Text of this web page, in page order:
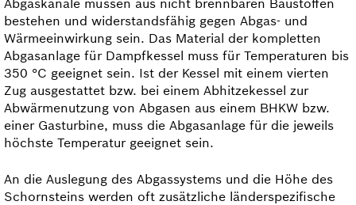
Abgaskanäle müssen aus nicht brennbaren Baustoffen
bestehen und widerstandsfähig gegen Abgas- und
Wärmeeinwirkung sein. Das Material der kompletten
Abgasanlage für Dampfkessel muss für Temperaturen bis
350 °C geeignet sein. Ist der Kessel mit einem vierten
Zug ausgestattet bzw. bei einem Abhitzekessel zur
Abwärmenutzung von Abgasen aus einem BHKW bzw.
einer Gasturbine, muss die Abgasanlage für die jeweils
höchste Temperatur geeignet sein.
An die Auslegung des Abgassystems und die Höhe des
Schornsteins werden oft zusätzliche länderspezifische